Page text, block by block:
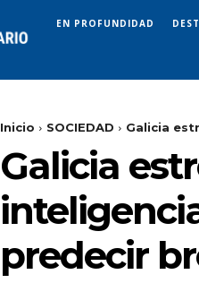
EN PROFUNDIDAD
Inicio SOCIEDAD Galicia
Galicia
predecir